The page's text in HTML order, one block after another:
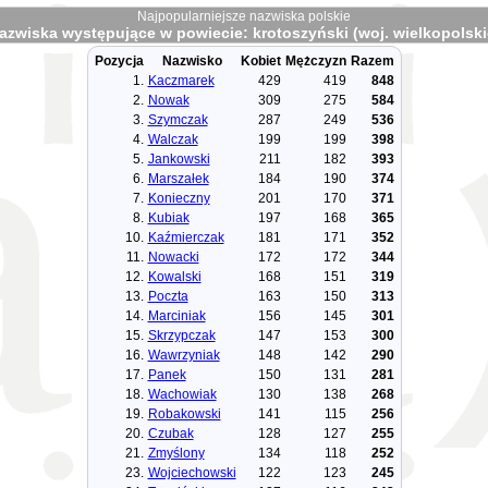
Najpopularniejsze nazwiska polskie
występujące w powiecie: krotoszyński (woj.
Pozycja Nazwisko Kobiet Mężczyzn Razem
1. Kaczmarek 429 419
848
2. Nowak 309 275
584
3. Szymczak 287 249
536
4. Walczak 199 199
398
5. Jankowski 211 182
393
6. Marszałek 184 190
374
7. Konieczny 201 170
371
8. Kubiak 197 168
365
10. Kaźmierczak 181 171
352
11. Nowacki 172 172
344
12. Kowalski 168 151
319
13. Poczta 163 150
313
14. Marciniak 156 145
301
15. Skrzypczak 147 153
300
16. Wawrzyniak 148 142
290
17. Panek 150 131
281
18. Wachowiak 130 138
268
19. Robakowski 141 115
256
20. Czubak 128 127
255
21. Zmyślony 134 118
252
23. Wojciechowski 122 123
245